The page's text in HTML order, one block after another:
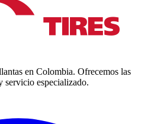
en Colombia. Ofrecemos las
servicio especializado.